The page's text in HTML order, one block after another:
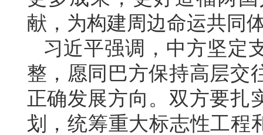
献，为构建周边命运共同
习近平强调，中方坚定
整，愿同巴方保持高层交
正确发展方向。双方要扎
划，统筹重大标志性工程